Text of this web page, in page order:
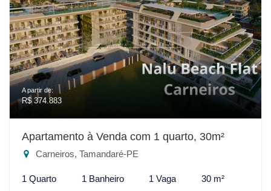
A partir de:
R$ 374.883
Apartamento à Venda com 1 quarto, 30m²
Carneiros, Tamandaré-PE
1 Quarto 1 Banheiro 1 Vaga 30 m²